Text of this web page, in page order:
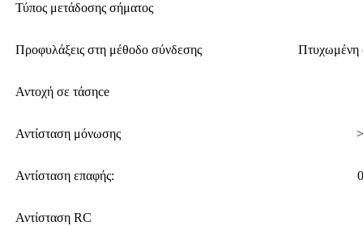
Τύπος μετάδοσης σήματος
Προφυλάξεις στη μέθοδο σύνδεσης Πτυχωμένη
Αντοχή σε τάσηce
Αντίσταση μόνωσης
Αντίσταση επαφής:
Αντίσταση RC